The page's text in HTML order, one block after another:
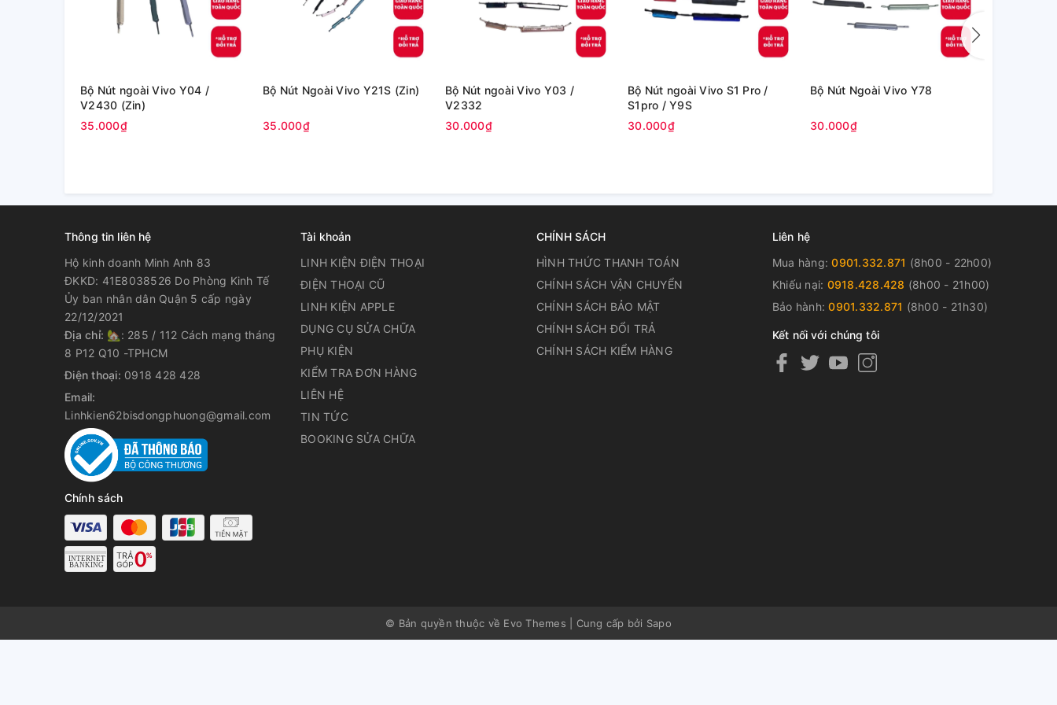
Bộ Nút ngoài Vivo Y04 /
V2430 (Zin)
35.000₫
Bộ Nút Ngoài Vivo Y21S (Zin)
35.000₫
Bộ Nút ngoài Vivo Y03 /
V2332
30.000₫
Bộ Nút ngoài Vivo S1 Pro /
S1pro / Y9S
30.000₫
Bộ Nút Ngoài Vivo Y78
30.000₫
Thông tin liên hệ
Hộ kinh doanh Minh Anh 83
ĐKKD: 41E8038526 Do Phòng Kinh Tế
Ủy ban nhân dân Quận 5 cấp ngày
22/12/2021
Địa chỉ: 🏡: 285 / 112 Cách mạng tháng
8 P12 Q10 -TPHCM
Điện thoại: 0918 428 428
Email:
Linhkien62bisdongphuong@gmail.com
Chính sách
Tài khoản
LINH KIỆN ĐIỆN THOẠI
ĐIỆN THOẠI CŨ
LINH KIỆN APPLE
DỤNG CỤ SỬA CHỮA
PHỤ KIỆN
KIỂM TRA ĐƠN HÀNG
LIÊN HỆ
TIN TỨC
BOOKING SỬA CHỮA
CHÍNH SÁCH
HÌNH THỨC THANH TOÁN
CHÍNH SÁCH VẬN CHUYỂN
CHÍNH SÁCH BẢO MẬT
CHÍNH SÁCH ĐỔI TRẢ
CHÍNH SÁCH KIỂM HÀNG
Liên hệ
Mua hàng:0901.332.871 (8h00 - 22h00)
Khiếu nại: 0918.428.428 (8h00 - 21h00)
Bảo hành:0901.332.871 (8h00 - 21h30)
Kết nối với chúng tôi
© Bản quyền thuộc về Evo Themes Cung cấp bởi Sapo